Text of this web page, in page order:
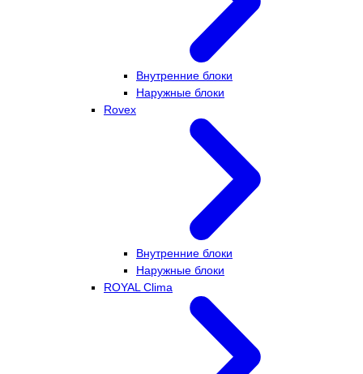
Внутренние блоки
Наружные блоки
Rovex
Внутренние блоки
Наружные блоки
ROYAL Clima